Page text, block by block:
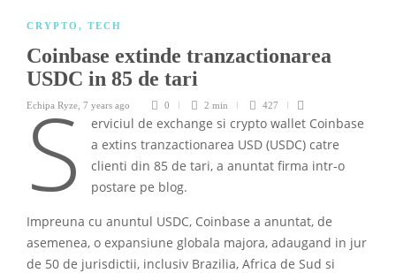
CRYPTO , TECH
Coinbase extinde tranzactionarea
USDC in 85 de tari
Echipa Ryze 7 years ago 0 2 min 427
S
erviciul de exchange si crypto wallet Coinbase
a extins tranzactionarea USD (USDC) catre
clienti din 85 de tari, a anuntat firma intr-o
postare pe blog.
Impreuna cu anuntul USDC, Coinbase a anuntat, de
asemenea, o expansiune globala majora, adaugand in jur
de 50 de jurisdictii, inclusiv Brazilia, Africa de Sud si